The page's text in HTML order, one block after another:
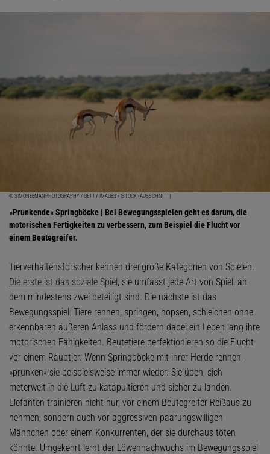
© SIMONEEMANPHOTOGRAPHY / GETTY IMAGES / ISTOCK (AUSSCHNITT)
»Prunkende« Springböcke | Bei Bewegungsspielen geht es darum, die
motorischen Fertigkeiten zu verbessern, zum Beispiel die Flucht vor
einem Beutegreifer.
Tierverhaltensforscher kennen drei große Kategorien von Spielen.
Die erste ist das soziale Spiel, sie umfasst jede Art von Spiel, an
dem mindestens zwei beteiligt sind. Die nächste ist das
Bewegungsspiel: Tiere rennen, springen, hopsen, schleichen ohne
erkennbaren äußeren Anlass und fördern dabei ein Leben lang ihre
motorischen Fähigkeiten. Beutetiere perfektionieren so die Flucht
vor einem Raubtier. Wenn Springböcke mit ihrer Herde rennen,
»prunken« sie beispielsweise immer wieder. Sie üben, sich
meterweit in die Luft zu katapultieren und sicher zu landen.
Elefanten trainieren nicht nur, vor einem Beutegreifer Reißaus zu
nehmen, sondern auch vor aggressiven paarungswilligen
Männchen oder einem Konkurrenten, der sie durchaus töten
könnte. Umgekehrt lernt der Löwennachwuchs im Bewegungsspiel